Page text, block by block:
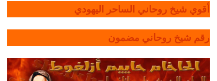
أقوي شيخ روحاني الساحر اليهودي
رقم شيخ روحاني مضمون